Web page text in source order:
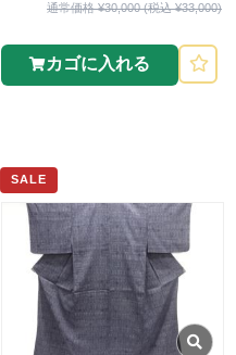
通常価格 ¥30,000 (税込 ¥33,000)
カゴに入れる
SALE